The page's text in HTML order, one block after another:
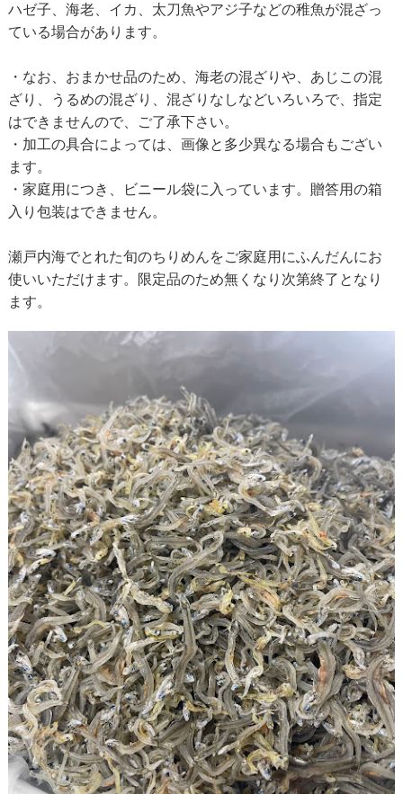
ハゼ子、海老、イカ、太刀魚やアジ子などの稚魚が混ざっ
ている場合があります。
・なお、おまかせ品のため、海老の混ざりや、あじこの混
ざり、うるめの混ざり、混ざりなしなどいろいろで、指定
はできませんので、ご了承下さい。
・加工の具合によっては、画像と多少異なる場合もござい
ます。
・家庭用につき、ビニール袋に入っています。贈答用の箱
入り包装はできません。
瀬戸内海でとれた旬のちりめんをご家庭用にふんだんにお
使いいただけます。限定品のため無くなり次第終了となり
ます。